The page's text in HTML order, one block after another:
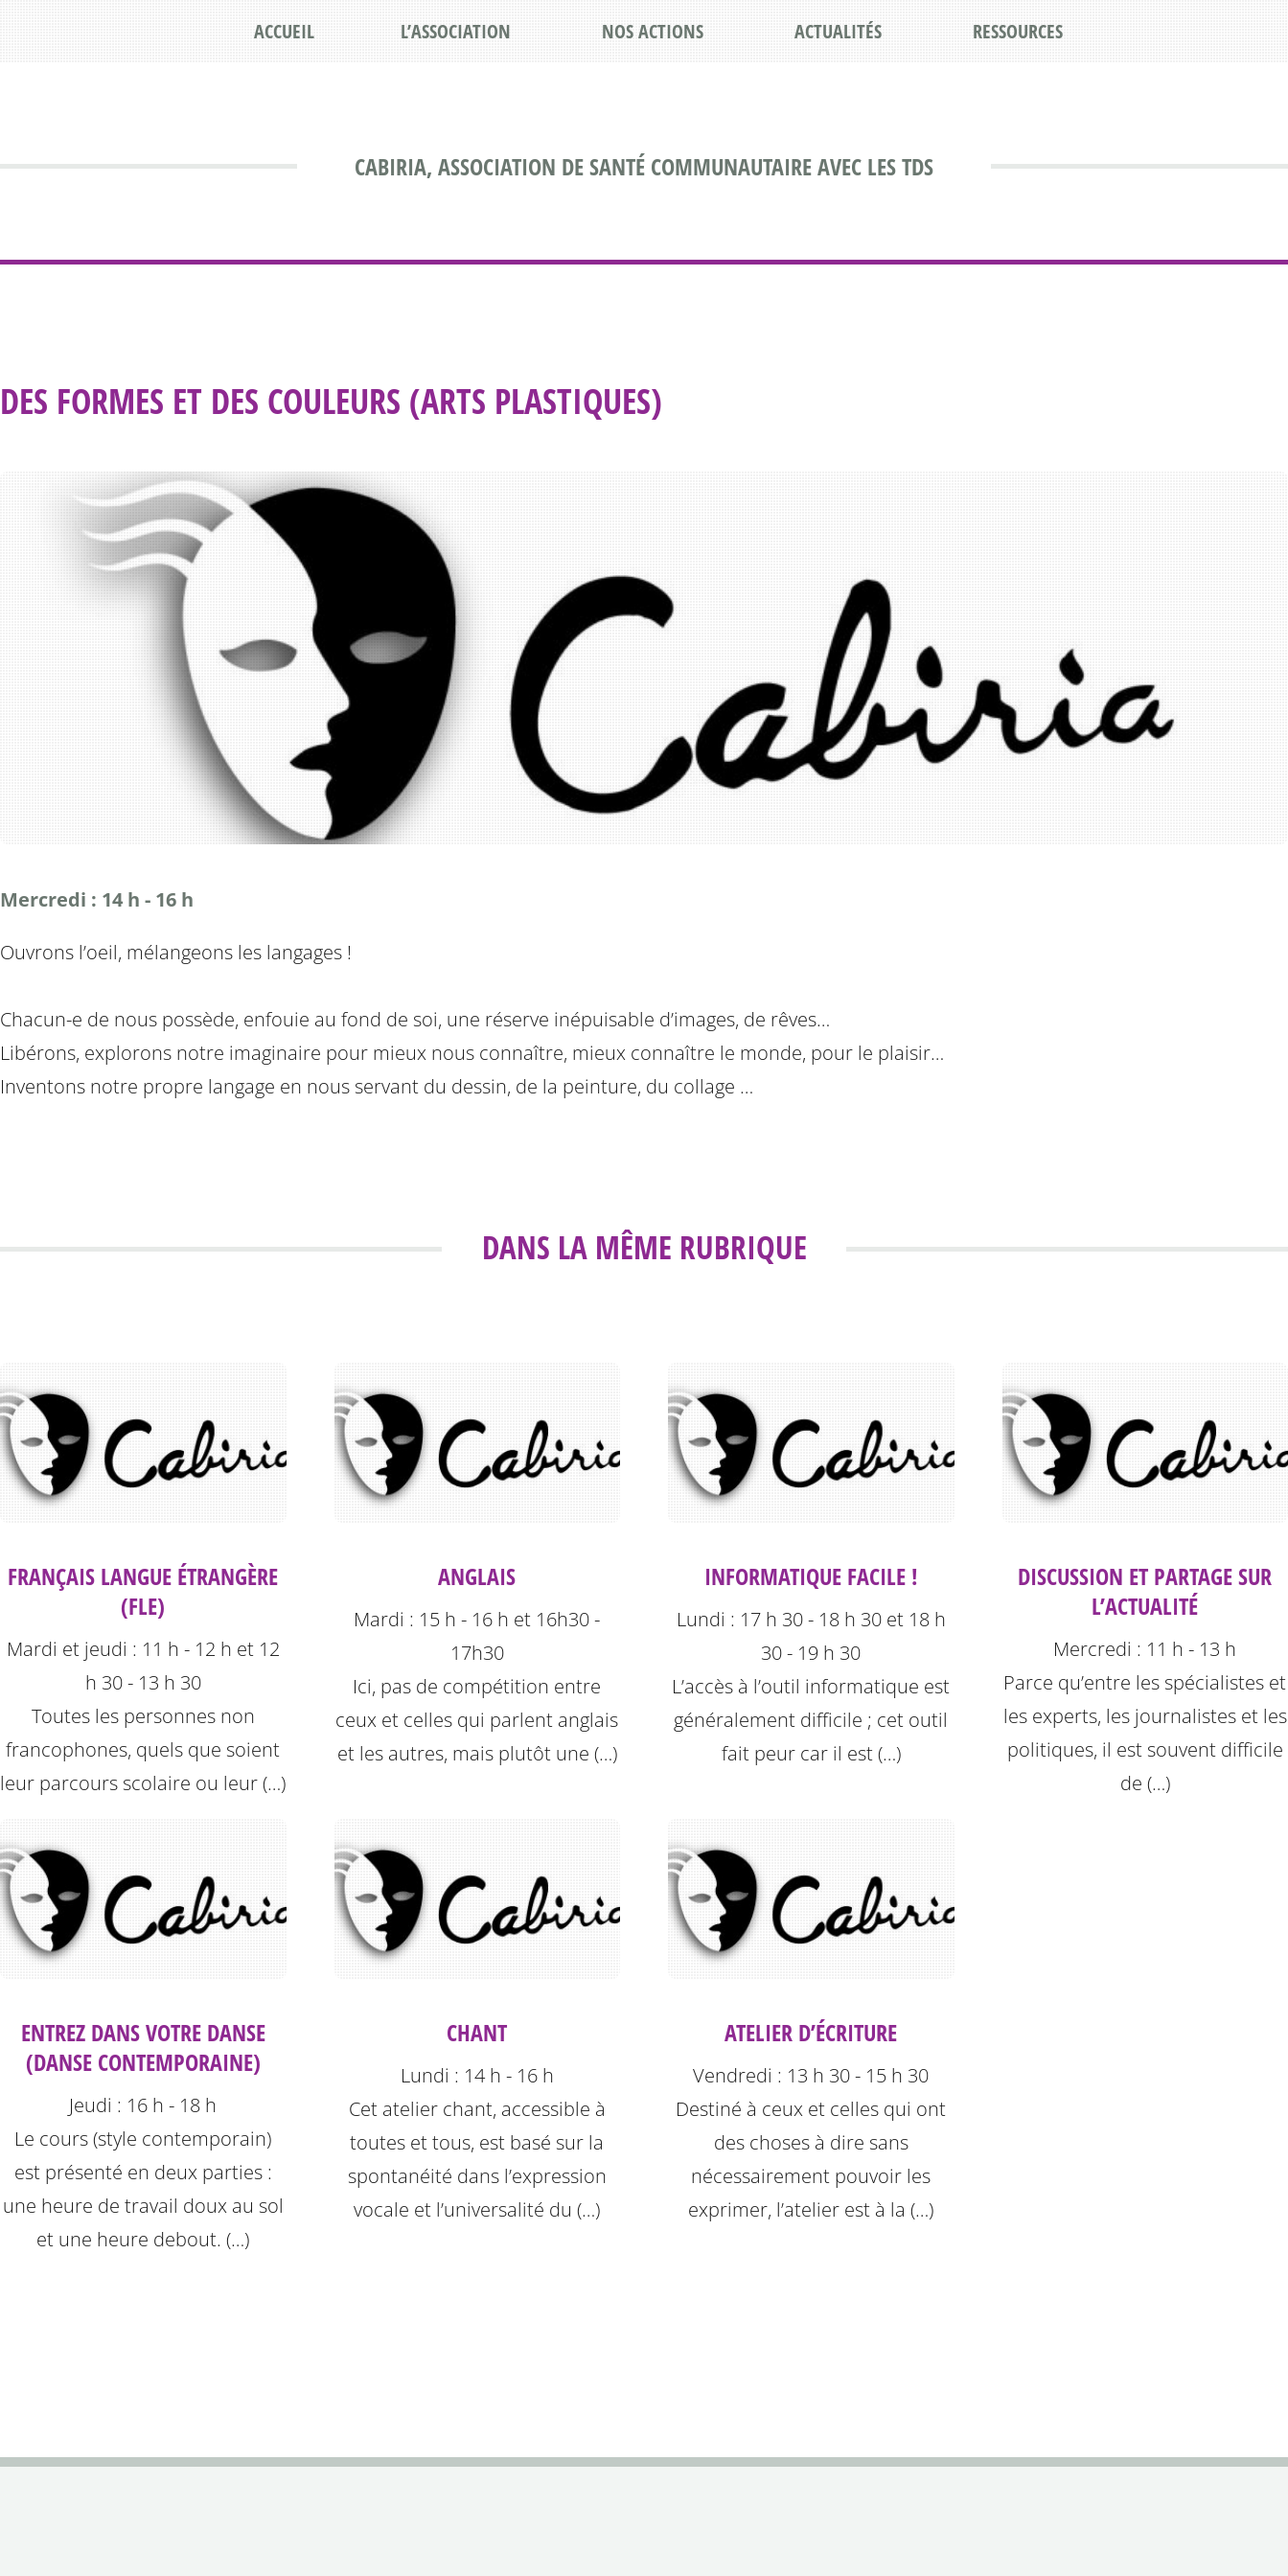
CABIRIA, ASSOCIATION DE SANTÉ COMMUNAUTAIRE AVEC LES TDS
ACCUEIL L’ASSOCIATION NOS ACTIONS ACTUALITÉS RESSOURCES
DES FORMES ET DES COULEURS (ARTS PLASTIQUES)
Mercredi : 14 h - 16 h
Ouvrons l’oeil, mélangeons les langages !
Chacun-e de nous possède, enfouie au fond de soi, une réserve inépuisable d’images, de rêves…
Libérons, explorons notre imaginaire pour mieux nous connaître, mieux connaître le monde, pour le plaisir…
Inventons notre propre langage en nous servant du dessin, de la peinture, du collage …
DANS LA MÊME RUBRIQUE
FRANÇAIS LANGUE ÉTRANGÈRE
(FLE)
Mardi et jeudi : 11 h - 12 h et 12
h 30 - 13 h 30
Toutes les personnes non
francophones, quels que soient
leur parcours scolaire ou leur (…)
ANGLAIS
Mardi : 15 h - 16 h et 16h30 -
17h30
Ici, pas de compétition entre
ceux et celles qui parlent anglais
et les autres, mais plutôt une (…)
INFORMATIQUE FACILE !
Lundi : 17 h 30 - 18 h 30 et 18 h
30 - 19 h 30
L’accès à l’outil informatique est
généralement difficile ; cet outil
fait peur car il est (…)
DISCUSSION ET PARTAGE SUR
L’ACTUALITÉ
Mercredi : 11 h - 13 h
Parce qu’entre les spécialistes et
les experts, les journalistes et les
politiques, il est souvent difficile
de (…)
ENTREZ DANS VOTRE DANSE
(DANSE CONTEMPORAINE)
Jeudi : 16 h - 18 h
Le cours (style contemporain)
est présenté en deux parties :
une heure de travail doux au sol
et une heure debout. (…)
CHANT
Lundi : 14 h - 16 h
Cet atelier chant, accessible à
toutes et tous, est basé sur la
spontanéité dans l’expression
vocale et l’universalité du (…)
ATELIER D’ÉCRITURE
Vendredi : 13 h 30 - 15 h 30
Destiné à ceux et celles qui ont
des choses à dire sans
nécessairement pouvoir les
exprimer, l’atelier est à la (…)